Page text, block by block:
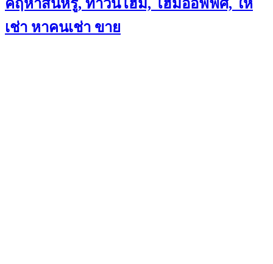
คฤหาสน์หรู, ทาวน์โฮม, โฮมออฟฟิศ, ให้
เช่า หาคนเช่า ขาย